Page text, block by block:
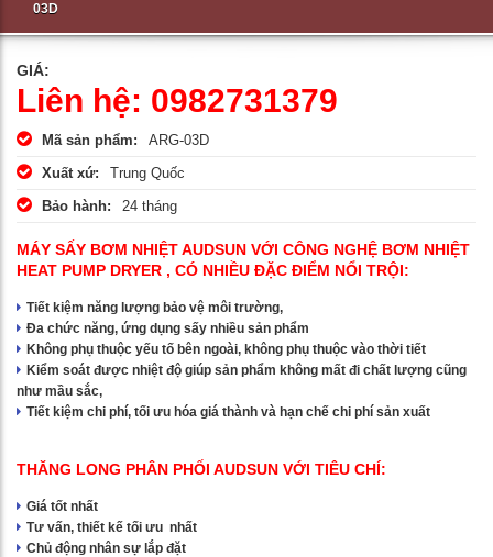
03D
GIÁ:
Liên hệ: 0982731379
Mã sản phẩm:
ARG-03D
Xuất xứ:
Trung Quốc
Bảo hành:
24 tháng
MÁY SẤY BƠM NHIỆT AUDSUN VỚI CÔNG NGHỆ BƠM NHIỆT
HEAT PUMP DRYER , CÓ NHIỀU ĐẶC ĐIỂM NỔI TRỘI:
Tiết kiệm năng lượng bảo vệ môi trường,
Đa chức năng, ứng dụng sấy nhiều sản phẩm
Không phụ thuộc yếu tố bên ngoài, không phụ thuộc vào thời tiết
Kiểm soát được nhiệt độ giúp sản phẩm không mất đi chất lượng cũng
như mầu sắc,
Tiết kiệm chi phí, tối ưu hóa giá thành và hạn chế chi phí sản xuất
THĂNG LONG PHÂN PHỐI AUDSUN VỚI TIÊU CHÍ:
Giá tốt nhất
Tư vấn, thiết kế tối ưu nhất
Chủ động nhân sự lắp đặt